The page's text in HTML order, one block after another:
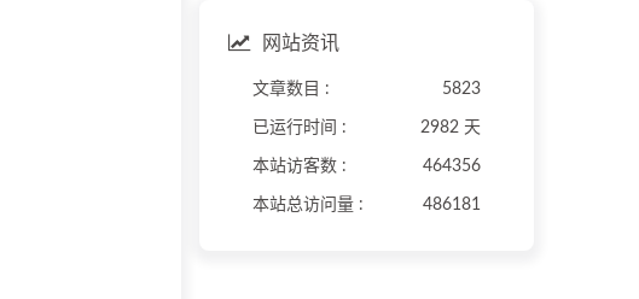
网站资讯
文章数目 : 5823
已运行时间 : 2982 天
本站访客数 : 464356
本站总访问量 : 486181